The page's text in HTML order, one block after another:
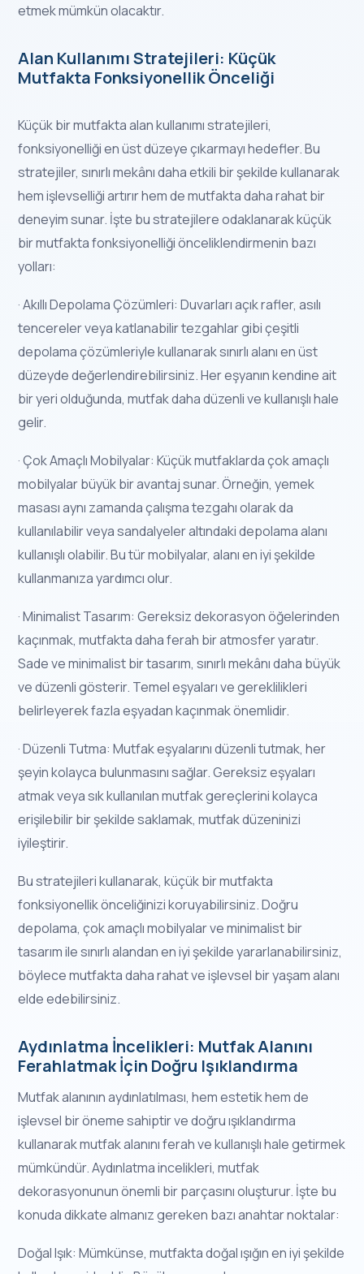
etmek mümkün olacaktır.
Alan Kullanımı Stratejileri: Küçük
Mutfakta Fonksiyonellik Önceliği
Küçük bir mutfakta alan kullanımı stratejileri,
fonksiyonelliği en üst düzeye çıkarmayı hedefler. Bu
stratejiler, sınırlı mekânı daha etkili bir şekilde kullanarak
hem işlevselliği artırır hem de mutfakta daha rahat bir
deneyim sunar. İşte bu stratejilere odaklanarak küçük
bir mutfakta fonksiyonelliği önceliklendirmenin bazı
yolları:
· Akıllı Depolama Çözümleri: Duvarları açık rafler, asılı
tencereler veya katlanabilir tezgahlar gibi çeşitli
depolama çözümleriyle kullanarak sınırlı alanı en üst
düzeyde değerlendirebilirsiniz. Her eşyanın kendine ait
bir yeri olduğunda, mutfak daha düzenli ve kullanışlı hale
gelir.
· Çok Amaçlı Mobilyalar: Küçük mutfaklarda çok amaçlı
mobilyalar büyük bir avantaj sunar. Örneğin, yemek
masası aynı zamanda çalışma tezgahı olarak da
kullanılabilir veya sandalyeler altındaki depolama alanı
kullanışlı olabilir. Bu tür mobilyalar, alanı en iyi şekilde
kullanmanıza yardımcı olur.
· Minimalist Tasarım: Gereksiz dekorasyon öğelerinden
kaçınmak, mutfakta daha ferah bir atmosfer yaratır.
Sade ve minimalist bir tasarım, sınırlı mekânı daha büyük
ve düzenli gösterir. Temel eşyaları ve gereklilikleri
belirleyerek fazla eşyadan kaçınmak önemlidir.
· Düzenli Tutma: Mutfak eşyalarını düzenli tutmak, her
şeyin kolayca bulunmasını sağlar. Gereksiz eşyaları
atmak veya sık kullanılan mutfak gereçlerini kolayca
erişilebilir bir şekilde saklamak, mutfak düzeninizi
iyileştirir.
Bu stratejileri kullanarak, küçük bir mutfakta
fonksiyonellik önceliğinizi koruyabilirsiniz. Doğru
depolama, çok amaçlı mobilyalar ve minimalist bir
tasarım ile sınırlı alandan en iyi şekilde yararlanabilirsiniz,
böylece mutfakta daha rahat ve işlevsel bir yaşam alanı
elde edebilirsiniz.
Aydınlatma İncelikleri: Mutfak Alanını
Ferahlatmak İçin Doğru Işıklandırma
Mutfak alanının aydınlatılması, hem estetik hem de
işlevsel bir öneme sahiptir ve doğru ışıklandırma
kullanarak mutfak alanını ferah ve kullanışlı hale getirmek
mümkündür. Aydınlatma incelikleri, mutfak
dekorasyonunun önemli bir parçasını oluşturur. İşte bu
konuda dikkate almanız gereken bazı anahtar noktalar:
Doğal Işık: Mümkünse, mutfakta doğal ışığın en iyi şekilde